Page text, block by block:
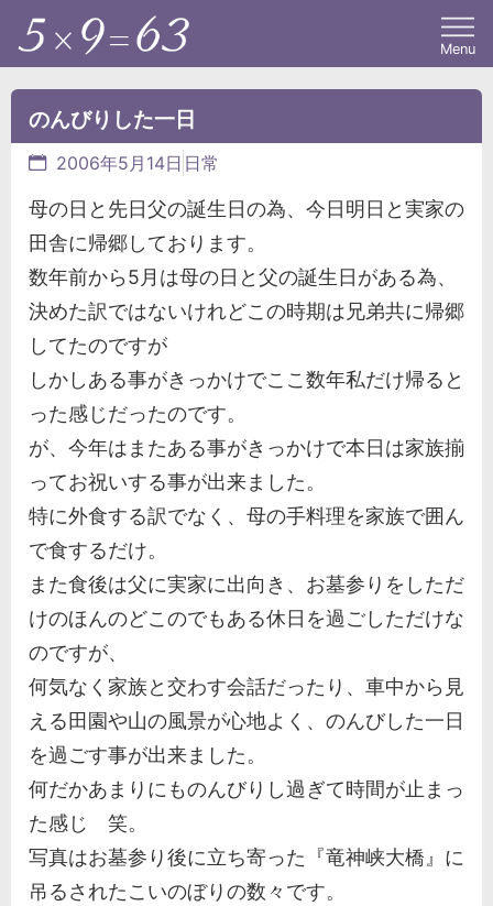
Menu
のんびりした一日
2006年5月14日 日常
母の日と先日父の誕生日の為、今日明日と実家の
田舎に帰郷しております。
数年前から5月は母の日と父の誕生日がある為、
決めた訳ではないけれどこの時期は兄弟共に帰郷
してたのですが
しかしある事がきっかけでここ数年私だけ帰ると
った感じだったのです。
が、今年はまたある事がきっかけで本日は家族揃
ってお祝いする事が出来ました。
特に外食する訳でなく、母の手料理を家族で囲ん
で食するだけ。
また食後は父に実家に出向き、お墓参りをしただ
けのほんのどこのでもある休日を過ごしただけな
のですが、
何気なく家族と交わす会話だったり、車中から見
える田園や山の風景が心地よく、のんびした一日
を過ごす事が出来ました。
何だかあまりにものんびりし過ぎて時間が止まっ
た感じ 笑。
写真はお墓参り後に立ち寄った『竜神峡大橋』に
吊るされたこいのぼりの数々です。